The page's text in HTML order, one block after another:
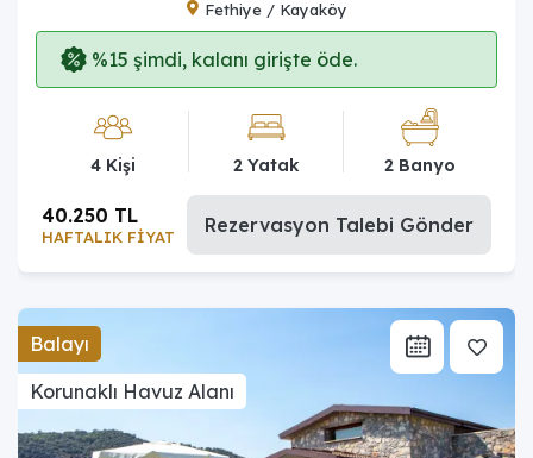
Fethiye / Kayaköy
%15 şimdi, kalanı girişte öde.
4 Kişi 2 Yatak 2 Banyo
HAFTALIK FİYAT
40.250 TL Rezervasyon Talebi Gönder
Balayı
Korunaklı Havuz Alanı